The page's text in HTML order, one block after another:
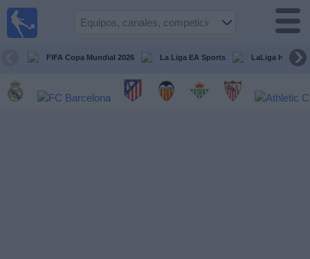
FIFA Copa Mundial 2026 La Liga EA Sports LaLiga
Guía de
Televisados